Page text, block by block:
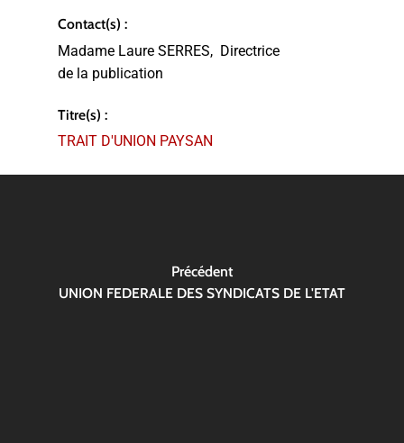
Contact(s) :
Madame Laure SERRES, Directrice
de la publication
Titre(s) :
TRAIT D'UNION PAYSAN
Précédent
UNION FEDERALE DES SYNDICATS DE L'ETAT